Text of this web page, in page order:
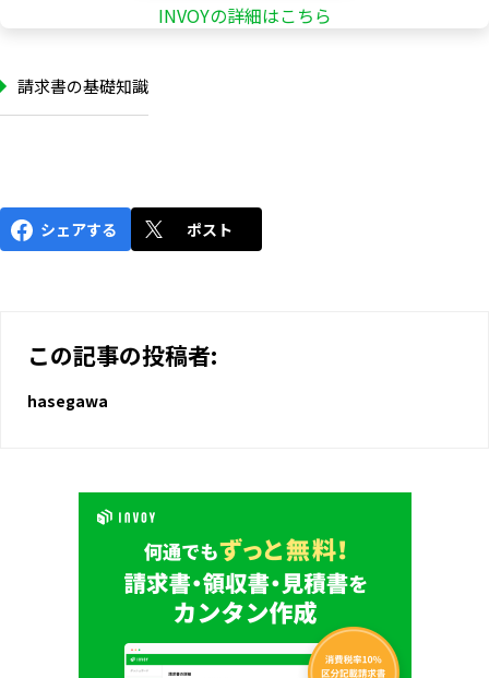
INVOYの詳細はこちら
請求書の基礎知識
シェアする ポスト
この記事の投稿者:
hasegawa